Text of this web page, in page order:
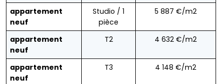
appartement
neuf
Studio / 1
pièce
5 887 €/m2
appartement
neuf
T2 4 632 €/m2
appartement
neuf
T3 4 148 €/m2